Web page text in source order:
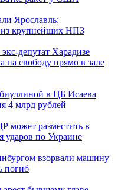
Ярославль:
из крупнейших НПЗ
депутат Харадизе
на свободу прямо в зале
в ЦБ Исаева
4 млрд рублей
может разместить в
ударов по Украине
взорвали машину
погиб